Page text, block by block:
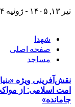
تیر ۱۳, ۱۴۰۵ - ژوئیه ۴, ۲۰۲۶
شهدا
صفحه اصلی
مساجد
نقش‌آفرینی ویژه
امت اسلامی: از
جامانده»